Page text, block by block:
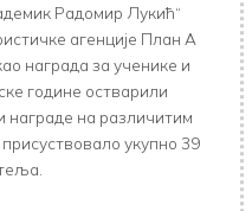
Радомир Лукић“
агенције План А
награда за ученике и
године остварили
награде на различитим
укупно 39